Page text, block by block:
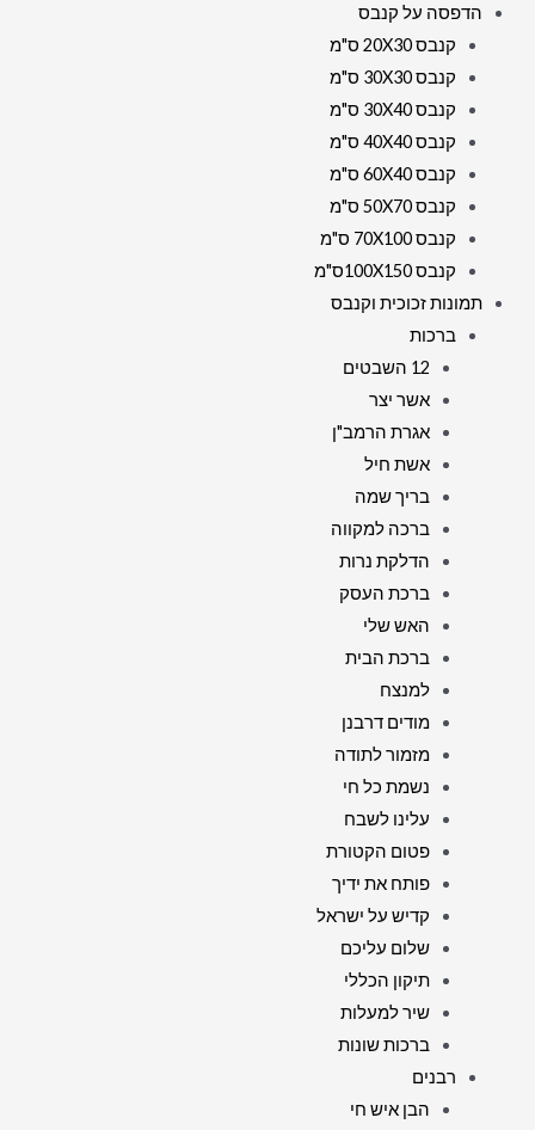
הדפסה על קנבס
קנבס 20X30 ס"מ
קנבס 30X30 ס"מ
קנבס 30X40 ס"מ
קנבס 40X40 ס"מ
קנבס 60X40 ס"מ
קנבס 50X70 ס"מ
קנבס 70X100 ס"מ
קנבס 100X150ס"מ
תמונות זכוכית וקנבס
ברכות
12 השבטים
אשר יצר
אגרת הרמב"ן
אשת חיל
בריך שמה
ברכה למקווה
הדלקת נרות
ברכת העסק
האש שלי
ברכת הבית
למנצח
מודים דרבנן
מזמור לתודה
נשמת כל חי
עלינו לשבח
פטום הקטורת
פותח את ידיך
קדיש על ישראל
שלום עליכם
תיקון הכללי
שיר למעלות
ברכות שונות
רבנים
הבן איש חי